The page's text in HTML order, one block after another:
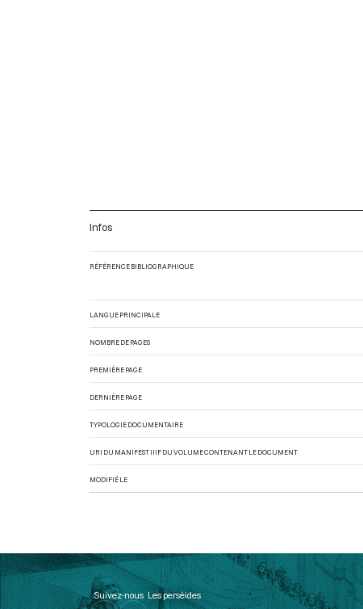
Infos
RÉFÉRENCE BIBLIOGRAPHIQUE
LANGUE PRINCIPALE
NOMBRE DE PAGES
PREMIÈRE PAGE
DERNIÈRE PAGE
TYPOLOGIE DOCUMENTAIRE
URI DU MANIFEST IIIF DU VOLUME CONTENANT LE DOCUMENT
MODIFIÉ LE
Suivez-nous Les perséides